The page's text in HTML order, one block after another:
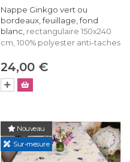
Nappe Ginkgo vert ou
bordeaux, feuillage, fond
blanc, rectangulaire 150x240
cm, 100% polyester anti-taches
24,00 €
Nouveau
Sur-mesure